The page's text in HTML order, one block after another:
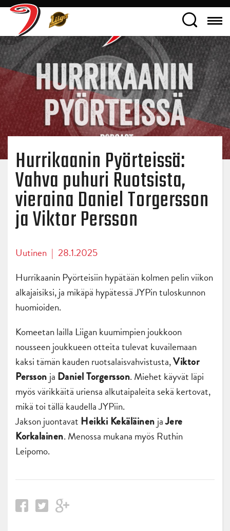
Hurrikaanin Pyörteissä:
Vahva puhuri Ruotsista,
vieraina Daniel Torgersson
ja Viktor Persson
Uutinen | 28.1.2025
Hurrikaanin Pyörteisiin hypätään kolmen pelin viikon
alkajaisiksi, ja mikäpä hypätessä JYPin tuloskunnon
huomioiden.
Komeetan lailla Liigan kuumimpien joukkoon
nousseen joukkueen otteita tulevat kuvailemaan
kaksi tämän kauden ruotsalaisvahvistusta,Viktor
Persson ja Daniel Torgersson. Miehet käyvät läpi
myös värikkäitä uriensa alkutaipaleita sekä kertovat,
mikä toi tällä kaudella JYPiin.
Jakson juontavat Heikki Kekäläinen jaJere
Korkalainen. Menossa mukana myös Ruthin
Leipomo.